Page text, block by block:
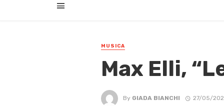
MUSICA
Max Elli,
By GIADA BIANCHI 27/05/